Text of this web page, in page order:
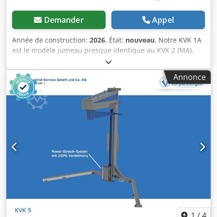
Demander Appel
Année de construction: 2026, État: nouveau, Notre KVK 1A
est le modèle jumeau presque identique au KVK 2 (MA),
c'est-à-dire une banderoleuse sous film étirable semi-
automatique avec plateau tournant, qui, par rapport au
KVK 2 MA, est équipée d'une découpe permettant le
passage d'un transpalette manuel au niveau du sol. Seules
la mise en place et la séparation du film doivent encore
être effectuées manuellement sur cette banderoleuse.
Avec un poids de 700 kg, ce modèle est également conçu
pour une utilisation professionnelle et peut supporter une
charge maximale de 1500 kg. La 1A dispose d'un plateau
tournant de 1500 mm et peut banderoler en série des
palettes jusqu'à 2400 mm de hauteur. Grâce aux vitesses
réglables du plateau tournant et du chariot de film, ainsi
qu'au frein électromagnétique réglable très finement par
potentiomètre, vous pouvez adapter parfaitement le
banderolage automatisé à votre produit. La
reconnaissance automatique de vos palettes (via une
Annonce